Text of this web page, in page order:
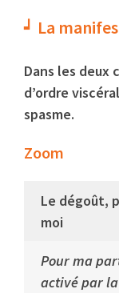
La
Dans les deux
d’ordre
spasme.
Zoom
Le dégoût,
moi
Pour ma
activé par la